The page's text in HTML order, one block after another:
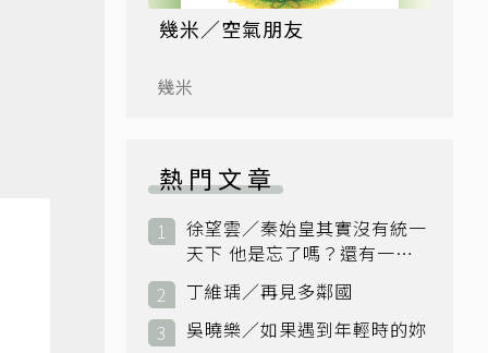
幾米／空氣朋友
幾米
熱門文章
徐望雲／秦始皇其實沒有統一
天下 他是忘了嗎？還有一個
小國：衛國
丁維瑀／再見多鄰國
吳曉樂／如果遇到年輕時的妳